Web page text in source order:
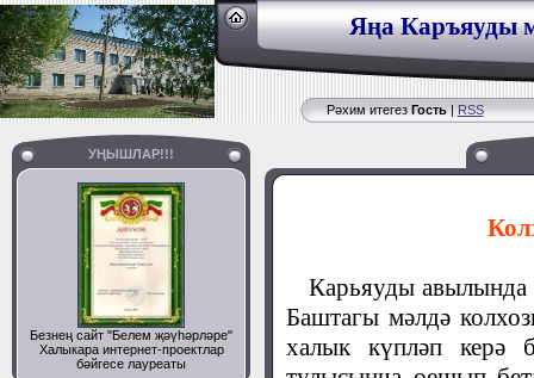
Яңа Каръяуды
Рәхим итегез Гость|RSS
УҢЫШЛАР!!!
Безнең сайт "Белем җәүһәрләре"
Халыкара интернет-проектлар
бәйгесе лауреаты
Карьяуды авылында
Баштагы мәлдә
халык күпләп керә